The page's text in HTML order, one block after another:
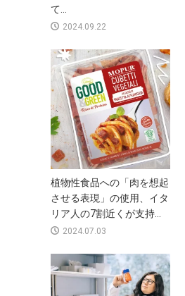
て...
2024.09.22
植物性食品への「肉を想起
させる表現」の使用、イタ
リア人の7割近くが支持...
2024.07.03